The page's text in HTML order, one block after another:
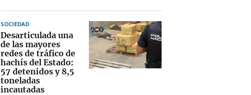
SOCIEDAD
Desarticulada una
de las mayores
redes de tráfico de
hachís del Estado:
57 detenidos y 8,5
toneladas
incautadas